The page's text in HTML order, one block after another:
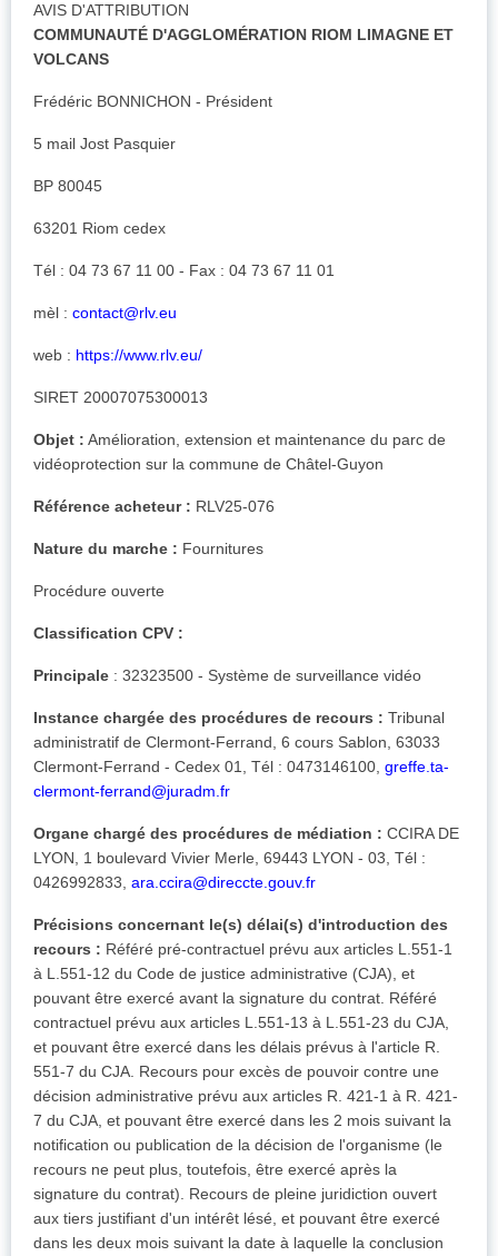
AVIS D'ATTRIBUTION
COMMUNAUTÉ D'AGGLOMÉRATION RIOM LIMAGNE ET
VOLCANS
Frédéric BONNICHON - Président
5 mail Jost Pasquier
BP 80045
63201 Riom cedex
Tél : 04 73 67 11 00 - Fax : 04 73 67 11 01
mèl : contact@rlv.eu
web : https://www.rlv.eu/
SIRET 20007075300013
Objet : Amélioration, extension et maintenance du parc de
vidéoprotection sur la commune de Châtel-Guyon
Référence acheteur : RLV25-076
Nature du marche : Fournitures
Procédure ouverte
Classification CPV :
Principale : 32323500 - Système de surveillance vidéo
Instance chargée des procédures de recours : Tribunal
administratif de Clermont-Ferrand, 6 cours Sablon, 63033
Clermont-Ferrand - Cedex 01, Tél : 0473146100, greffe.ta-
clermont-ferrand@juradm.fr
Organe chargé des procédures de médiation : CCIRA DE
LYON, 1 boulevard Vivier Merle, 69443 LYON - 03, Tél :
0426992833, ara.ccira@direccte.gouv.fr
Précisions concernant le(s) délai(s) d'introduction des
recours : Référé pré-contractuel prévu aux articles L.551-1
à L.551-12 du Code de justice administrative (CJA), et
pouvant être exercé avant la signature du contrat. Référé
contractuel prévu aux articles L.551-13 à L.551-23 du CJA,
et pouvant être exercé dans les délais prévus à l'article R.
551-7 du CJA. Recours pour excès de pouvoir contre une
décision administrative prévu aux articles R. 421-1 à R. 421-
7 du CJA, et pouvant être exercé dans les 2 mois suivant la
notification ou publication de la décision de l'organisme (le
recours ne peut plus, toutefois, être exercé après la
signature du contrat). Recours de pleine juridiction ouvert
aux tiers justifiant d'un intérêt lésé, et pouvant être exercé
dans les deux mois suivant la date à laquelle la conclusion